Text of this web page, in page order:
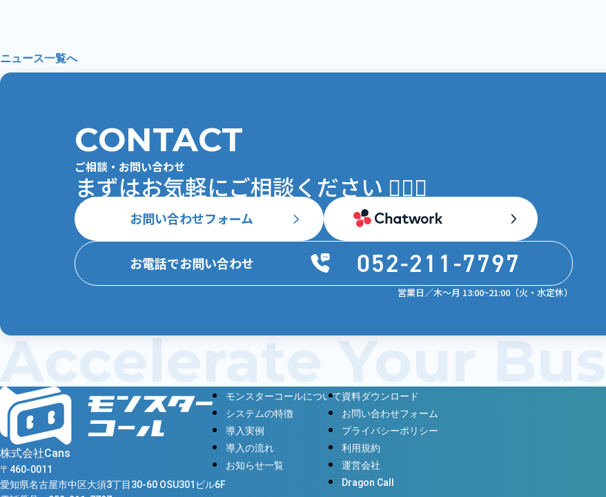
ニュース一覧へ
CONTACT
ご相談・お問い合わせ
まずはお気軽にご相談ください 💁🏻‍♀️
お問い合わせフォーム
お電話でお問い合わせ 052-211-7797
営業日／木〜月 13:00~21:00（火・水定休）
Accelerate Your
株式会社Cans
〒460-0011
愛知県名古屋市中区大須3丁目30-60 OSU301ビル6F
モンスターコールについて
システムの特徴
導入実例
導入の流れ
お知らせ一覧
資料ダウンロード
お問い合わせフォーム
プライバシーポリシー
利用規約
運営会社
Dragon Call